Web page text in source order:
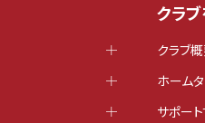
クラ
クラブ
ホーム
サポー